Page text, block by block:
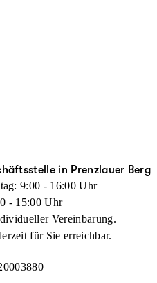
in Prenzlauer Berg
9:00 - 16:00 Uhr
- 15:00 Uhr
Vereinbarung.
für Sie erreichbar.